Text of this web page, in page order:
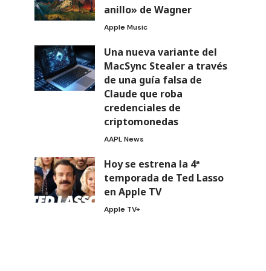
anillo» de Wagner
Apple Music
Una nueva variante del
MacSync Stealer a través
de una guía falsa de
Claude que roba
credenciales de
criptomonedas
AAPL News
Hoy se estrena la 4ª
temporada de Ted Lasso
en Apple TV
Apple TV+